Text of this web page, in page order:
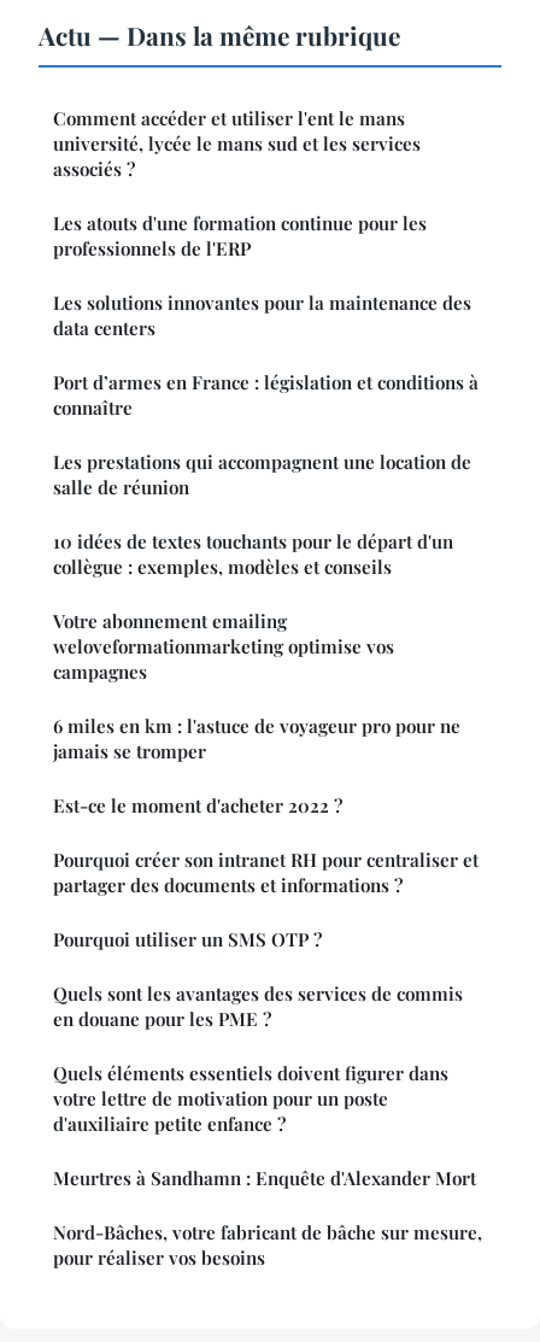
Actu — Dans la même rubrique
Comment accéder et utiliser l'ent le mans
université, lycée le mans sud et les services
associés ?
Les atouts d'une formation continue pour les
professionnels de l'ERP
Les solutions innovantes pour la maintenance des
data centers
Port d’armes en France : législation et conditions à
connaître
Les prestations qui accompagnent une location de
salle de réunion
10 idées de textes touchants pour le départ d'un
collègue : exemples, modèles et conseils
Votre abonnement emailing
weloveformationmarketing optimise vos
campagnes
6 miles en km : l'astuce de voyageur pro pour ne
jamais se tromper
Est-ce le moment d'acheter 2022 ?
Pourquoi créer son intranet RH pour centraliser et
partager des documents et informations ?
Pourquoi utiliser un SMS OTP ?
Quels sont les avantages des services de commis
en douane pour les PME ?
Quels éléments essentiels doivent figurer dans
votre lettre de motivation pour un poste
d'auxiliaire petite enfance ?
Meurtres à Sandhamn : Enquête d'Alexander Mort
Nord-Bâches, votre fabricant de bâche sur mesure,
pour réaliser vos besoins